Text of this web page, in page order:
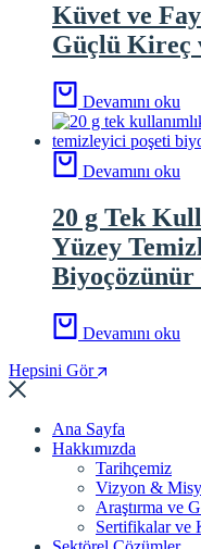
Küvet ve
Güçlü Kireç
Devamını oku
Devamını oku
20 g Tek
Yüzey
Biyoçözünür
Devamını oku
Hepsini Gör
Ana Sayfa
Hakkımızda
Tarihçemiz
Vizyon &
Araştırma ve
Sertifikalar ve